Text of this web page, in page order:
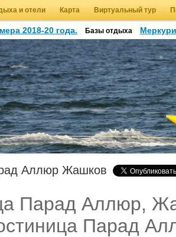
и отели Карта Виртуальный тур
2018-20 года. Базы отдыха
Аллюр Жашков
Парад Аллюр,
Парад